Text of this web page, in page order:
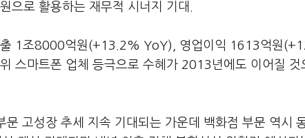
으로 활용하는 재무적 시너지 기대.
출 1조8000억원(+13.2% YoY), 영업이익 1613억원
스마트폰 업체 등극으로 수혜가 2013년에도 이어질 것
문 고성장 추세 지속 기대되는 가운데 백화점 부문 역시